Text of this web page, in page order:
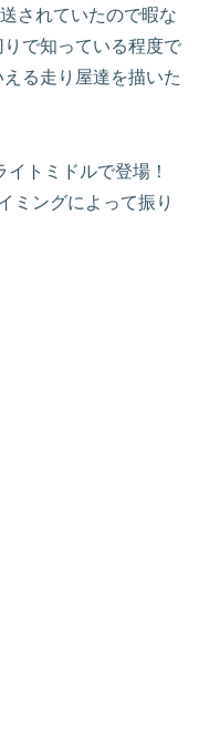
されていたので暇な
で知っている程度で
る走り屋達を描いた
トミドルで登場！
ミングによって振り